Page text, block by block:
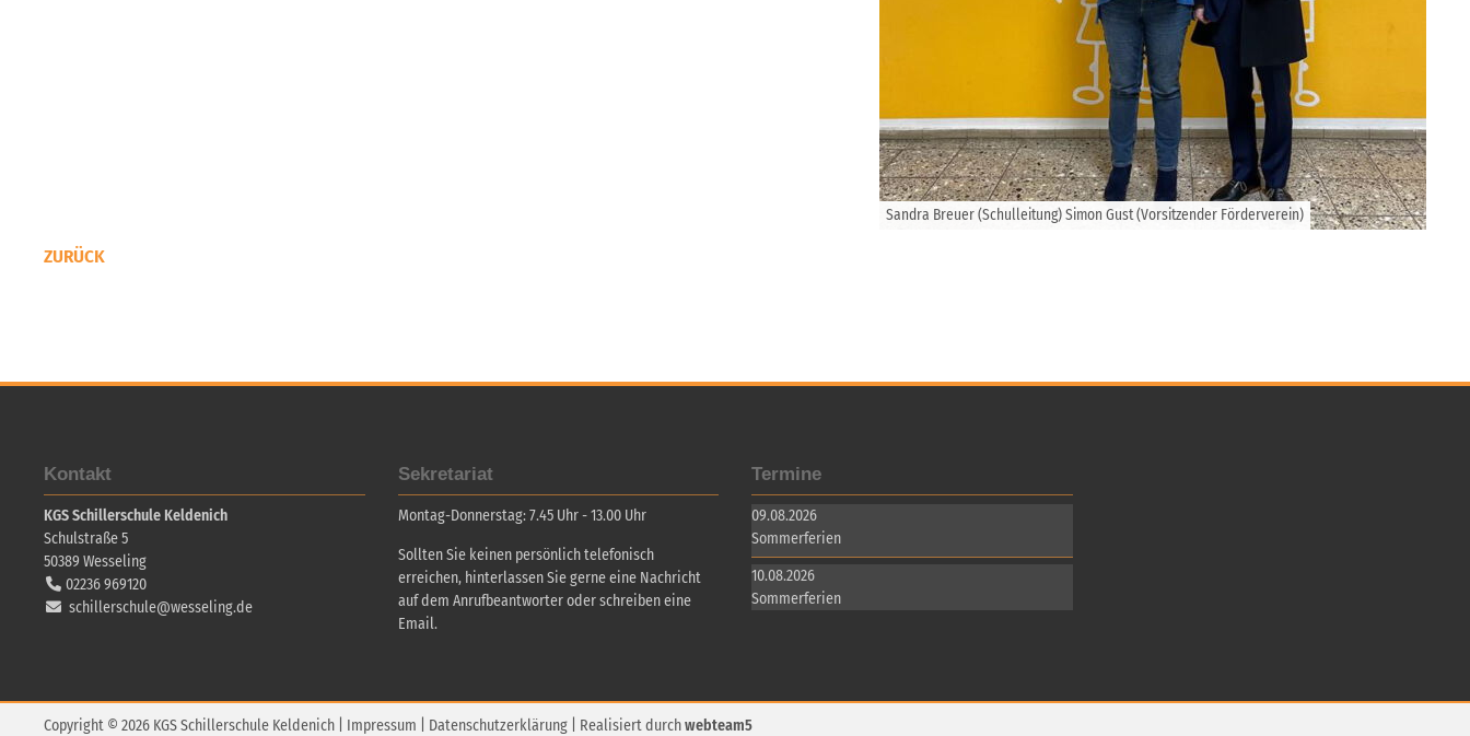
Sandra Breuer (Schulleitung) Simon Gust (Vorsitzender Förderverein)
ZURÜCK
Kontakt
KGS Schillerschule Keldenich
Schulstraße 5
50389 Wesseling
02236 969120
schillerschule@wesseling.de
Sekretariat
Montag-Donnerstag: 7.45 Uhr - 13.00 Uhr
Sollten Sie keinen persönlich telefonisch
erreichen, hinterlassen Sie gerne eine Nachricht
auf dem Anrufbeantworter oder schreiben eine
Email.
Termine
09.08.2026
Sommerferien
10.08.2026
Sommerferien
Copyright © 2026 KGS Schillerschule Keldenich | Impressum Datenschutzerklärung | Realisiert durchwebteam5